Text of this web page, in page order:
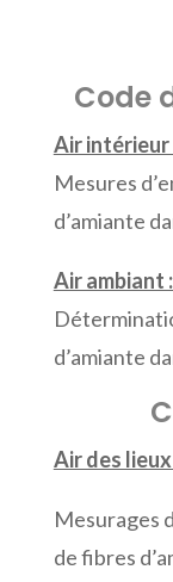
Code
Air intérieur
Mesures
d’amiante
Air ambiant
d’amiante
Air des lieux
Mesurages
de fibres